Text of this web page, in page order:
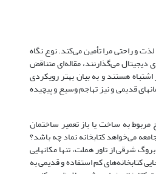
و راحتی مرا تأمین می‌کند. نوع نگاه
دیجیتال می‌گذارنند، مقاله‌ای متناقض
هستند و به بیان بهتر رویکردی
قدیمی و نیز تهاجم وسیع و پیچیده
مربوط به ساخت یا باز تعمیر ساختمان
می‌خواهد کتابخانه نماد چه باشد؟
شرقی از تاور هملت، تنها مکانهایی
کتابخانه‌های کم استفاده و قدیمی به